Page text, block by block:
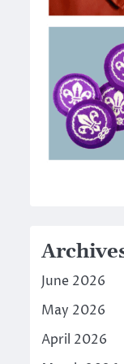
June 2026
May 2026
April 2026